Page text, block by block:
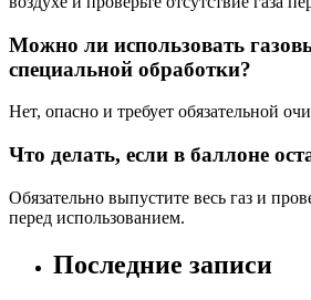
Можно ли использовать
специальной обработки?
Нет, опасно и требует обязательной
Что делать, если в баллоне
Обязательно выпустите весь газ и
перед использованием.
Последние записи